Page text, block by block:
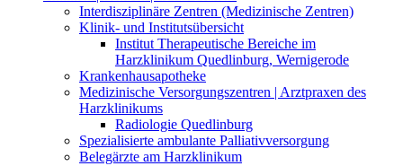
Interdisziplinäre Zentren (Medizinische Zentren)
Klinik- und Institutsübersicht
Institut Therapeutische Bereiche im
Harzklinikum Quedlinburg, Wernigerode
Krankenhausapotheke
Medizinische Versorgungszentren | Arztpraxen des
Harzklinikums
Radiologie Quedlinburg
Spezialisierte ambulante Palliativversorgung
Belegärzte am Harzklinikum